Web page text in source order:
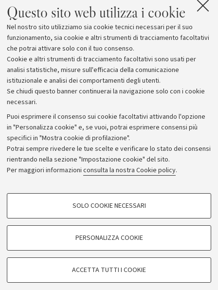
Questo sito web utilizza i cookie
Nel nostro sito utilizziamo sia cookie tecnici necessari per il suo
funzionamento, sia cookie e altri strumenti di tracciamento facoltativi
che potrai attivare solo con il tuo consenso.
Cookie e altri strumenti di tracciamento facoltativi sono usati per
analisi statistiche, misure sull'efficacia della comunicazione
istituzionale e analisi dei comportamenti degli utenti.
Se chiudi questo banner continuerai la navigazione solo con i cookie
necessari.
Puoi esprimere il consenso sui cookie facoltativi attivando l'opzione
in "Personalizza cookie" e, se vuoi, potrai esprimere consensi più
specifici in "Mostra cookie di profilazione".
Potrai sempre rivedere le tue scelte e verificare lo stato dei consensi
rientrando nella sezione "Impostazione cookie" del sito.
Per maggiori informazioni consulta la nostra Cookie policy.
COOKIE DI PROFILAZIONE - FACOLTATIVI
COOKIE TECNICI - NECESSARI
Si tratta di cookie tecnici utilizzati, a titolo esemplificativo, per il corretto
SOLO COOKIE NECESSARI
PERSONALIZZA COOKIE
ACCETTA TUTTI I COOKIE
Archivio
Comunicati stampa
Redazione
Rassegna stampa
© Copyright 2026 - ALMA MATER STUDIORUM - Università di
Bologna - Via Zamboni, 33 - 40126 Bologna - PI: 01131710376 -
CF: 80007010376
Privacy
Note legali Impostazioni Cookie